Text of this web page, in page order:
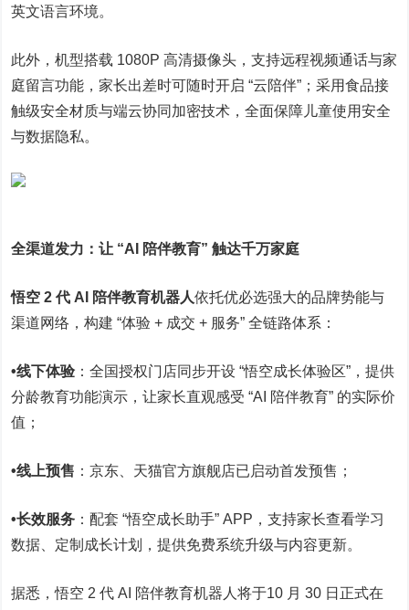
英文语言环境。
此外，机型搭载 1080P 高清摄像头，支持远程视频通话与家
庭留言功能，家长出差时可随时开启 “云陪伴”；采用食品接
触级安全材质与端云协同加密技术，全面保障儿童使用安全
与数据隐私。
全渠道发力：让 “AI 陪伴教育” 触达千万家庭
悟空 2 代 AI 陪伴教育机器人依托优必选强大的品牌势能与
渠道网络，构建 “体验 + 成交 + 服务” 全链路体系：
•线下体验 ：全国授权门店同步开设 “悟空成长体验区”，提供
分龄教育功能演示，让家长直观感受 “AI 陪伴教育” 的实际价
值；
•线上预售 ：京东、天猫官方旗舰店已启动首发预售；
•长效服务 ：配套 “悟空成长助手” APP，支持家长查看学习
数据、定制成长计划，提供免费系统升级与内容更新。
据悉，悟空 2 代 AI 陪伴教育机器人将于10 月 30 日正式在